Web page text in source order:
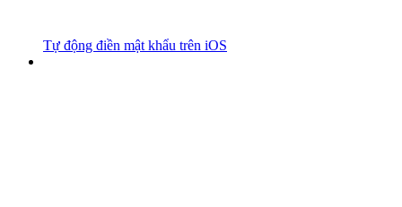
Tự động điền mật khẩu trên iOS